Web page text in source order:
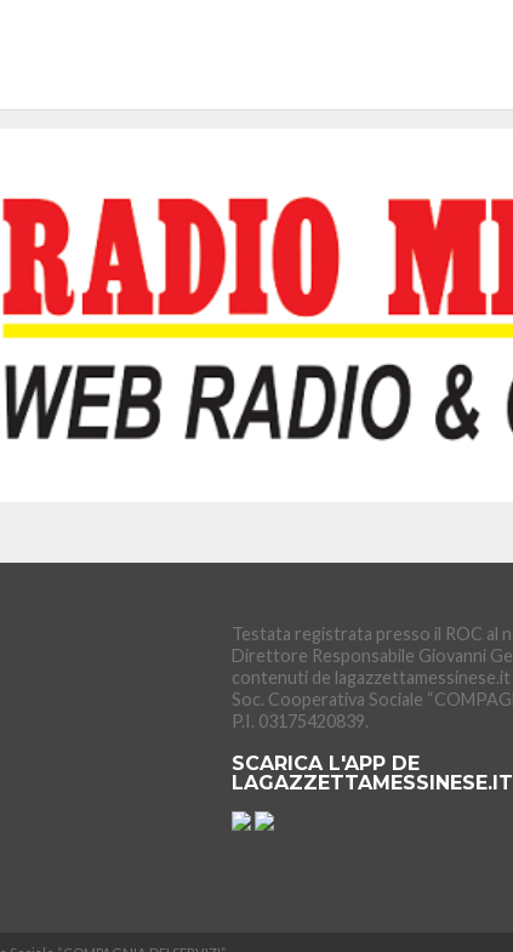
Testata registrata presso il ROC al
Direttore Responsabile Giovanni
contenuti de
Soc. Cooperativa Sociale
P.I. 03175420839.
SCARICA L'APP DE
LAGAZZETTAMESSINESE.IT